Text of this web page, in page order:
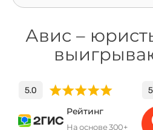
Авис –
Рейтинг
На основе 300+